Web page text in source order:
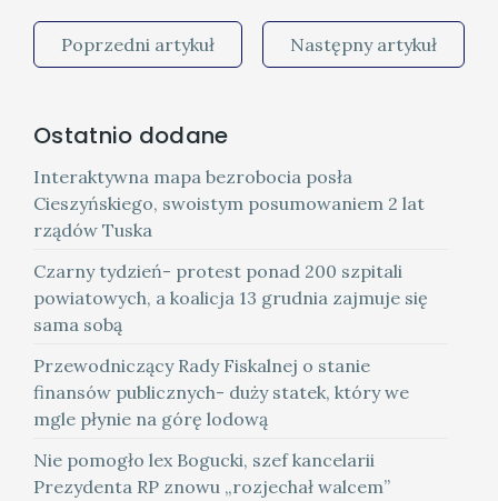
Poprzedni artykuł Następny artykuł
Ostatnio dodane
Interaktywna mapa bezrobocia posła
Cieszyńskiego, swoistym posumowaniem 2 lat
rządów Tuska
Czarny tydzień- protest ponad 200 szpitali
powiatowych, a koalicja 13 grudnia zajmuje się
sama sobą
Przewodniczący Rady Fiskalnej o stanie
finansów publicznych- duży statek, który we
mgle płynie na górę lodową
Nie pomogło lex Bogucki, szef kancelarii
Prezydenta RP znowu „rozjechał walcem”